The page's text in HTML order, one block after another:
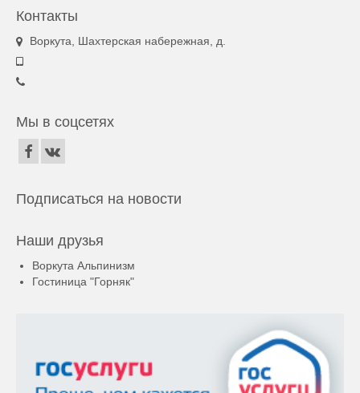
Контакты
Воркута, Шахтерская набережная, д.
Мы в соцсетях
Подписаться на новости
Наши друзья
Воркута Альпинизм
Гостиница "Горняк"